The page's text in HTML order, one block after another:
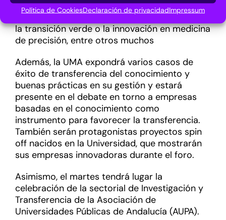
Política de CookiesDeclaración de privacidadImpressum
en Ciencias Sociales y Humanidades, las
tecnologías duales, los materiales avanzados,
la transición verde o la innovación en medicina
de precisión, entre otros muchos
Además, la UMA expondrá varios casos de
éxito de transferencia del conocimiento y
buenas prácticas en su gestión y estará
presente en el debate en torno a empresas
basadas en el conocimiento como
instrumento para favorecer la transferencia.
También serán protagonistas proyectos spin
off nacidos en la Universidad, que mostrarán
sus empresas innovadoras durante el foro.
Asimismo, el martes tendrá lugar la
celebración de la sectorial de Investigación y
Transferencia de la Asociación de
Universidades Públicas de Andalucía (AUPA).